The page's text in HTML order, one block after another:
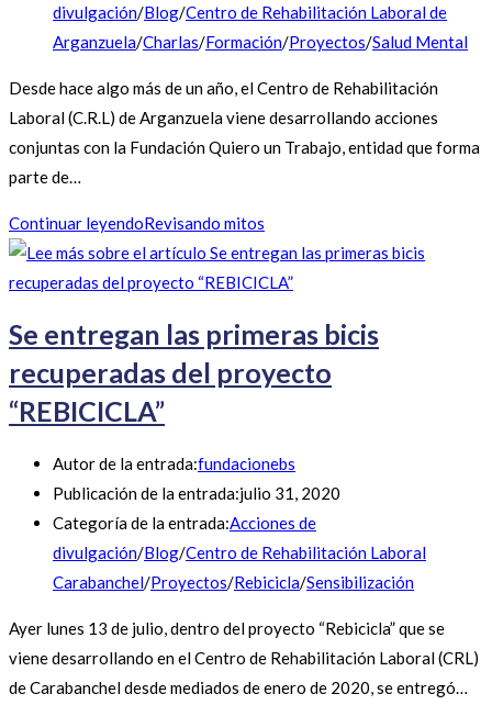
divulgación/Blog/Centro de Rehabilitación Laboral de
Arganzuela/Charlas/Formación/Proyectos/Salud Mental
Desde hace algo más de un año, el Centro de Rehabilitación
Laboral (C.R.L) de Arganzuela viene desarrollando acciones
conjuntas con la Fundación Quiero un Trabajo, entidad que forma
parte de…
Continuar leyendoRevisando mitos
Se entregan las primeras bicis
recuperadas del proyecto
“REBICICLA”
Autor de la entrada:fundacionebs
Publicación de la entrada:julio 31, 2020
Categoría de la entrada:Acciones de
divulgación/Blog/Centro de Rehabilitación Laboral
Carabanchel/Proyectos/Rebicicla/Sensibilización
Ayer lunes 13 de julio, dentro del proyecto “Rebicicla” que se
viene desarrollando en el Centro de Rehabilitación Laboral (CRL)
de Carabanchel desde mediados de enero de 2020, se entregó…